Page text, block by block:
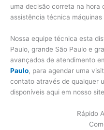
uma decisão correta na
assistência técnica máquinas
Nossa equipe técnica esta
Paulo, grande São Paulo e
avançados de atendimento
Paulo, para agendar uma
contato através de qualquer
disponíveis aqui em nosso
Rápido